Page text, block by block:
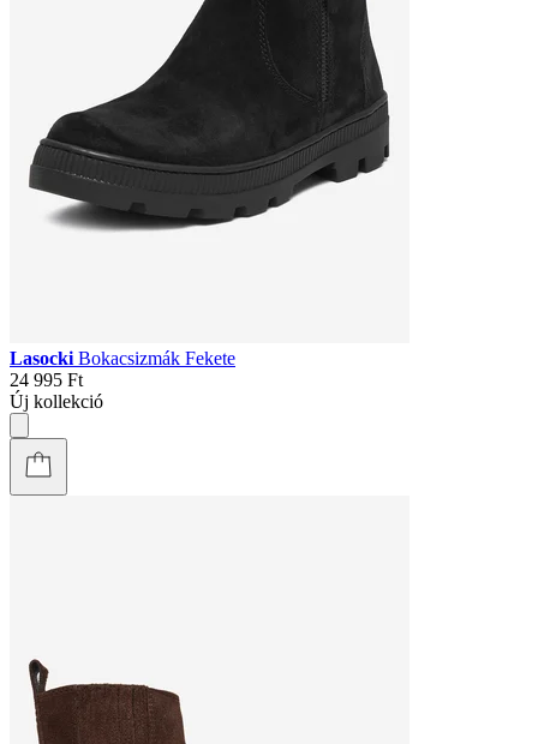
Lasocki Bokacsizmák Fekete
24 995 Ft
Új kollekció